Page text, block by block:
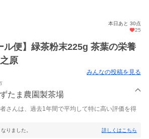
本日あと 30点
25
ル便】緑茶粉末225g 茶葉の栄養
原
みんなの投稿を見る
たま農園製茶場
さんは、過去1年間で平均して特に高い評価を得
りました。 詳しくはこちら